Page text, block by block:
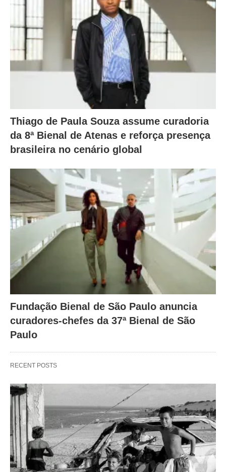
Thiago de Paula Souza assume curadoria
da 8ª Bienal de Atenas e reforça presença
brasileira no cenário global
Fundação Bienal de São Paulo anuncia
curadores-chefes da 37ª Bienal de São
Paulo
RECENT POSTS